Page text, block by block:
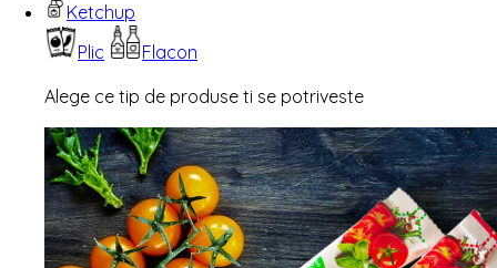
Ketchup
Plic
Flacon
Alege ce tip de produse ti se potriveste